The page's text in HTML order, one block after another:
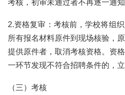
考核，初审未通过者不再逐一通
2.资格复审：考核前，学校将组
所有报名材料原件到现场核验，
提供原件者，取消考核资格。资
一环节发现不符合招聘条件的，立
（三）考核